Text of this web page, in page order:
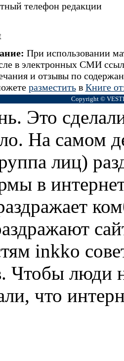
телефон редакции
При использовании
в электронных СМИ
и отзывы по
разместитьв Книге
Copyright ©
Это
На самом
лиц)
в
inkko
Чтобы люди
что